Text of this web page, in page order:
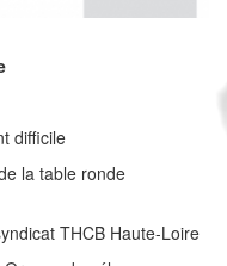
difficile
la table ronde
THCB Haute-Loire